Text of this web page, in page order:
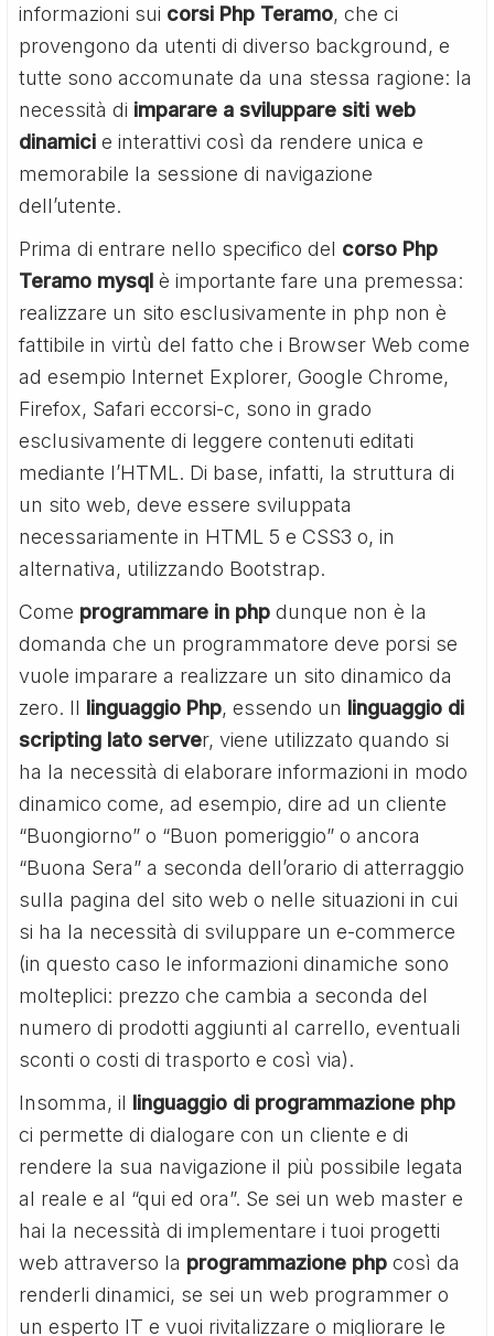
informazioni sui corsi Php Teramo, che ci
provengono da utenti di diverso background, e
tutte sono accomunate da una stessa ragione: la
necessità di imparare a sviluppare siti web
dinamici e interattivi così da rendere unica e
memorabile la sessione di navigazione
dell’utente.
Prima di entrare nello specifico del corso Php
Teramo mysql è importante fare una premessa:
realizzare un sito esclusivamente in php non è
fattibile in virtù del fatto che i Browser Web come
ad esempio Internet Explorer, Google Chrome,
Firefox, Safari eccorsi-c, sono in grado
esclusivamente di leggere contenuti editati
mediante l’HTML. Di base, infatti, la struttura di
un sito web, deve essere sviluppata
necessariamente in HTML 5 e CSS3 o, in
alternativa, utilizzando Bootstrap.
Come programmare in php dunque non è la
domanda che un programmatore deve porsi se
vuole imparare a realizzare un sito dinamico da
zero. Il linguaggio Php, essendo un linguaggio di
scripting lato server, viene utilizzato quando si
ha la necessità di elaborare informazioni in modo
dinamico come, ad esempio, dire ad un cliente
“Buongiorno” o “Buon pomeriggio” o ancora
“Buona Sera” a seconda dell’orario di atterraggio
sulla pagina del sito web o nelle situazioni in cui
si ha la necessità di sviluppare un e-commerce
(in questo caso le informazioni dinamiche sono
molteplici: prezzo che cambia a seconda del
numero di prodotti aggiunti al carrello, eventuali
sconti o costi di trasporto e così via).
Insomma, il linguaggio di programmazione php
ci permette di dialogare con un cliente e di
rendere la sua navigazione il più possibile legata
al reale e al “qui ed ora”. Se sei un web master e
hai la necessità di implementare i tuoi progetti
web attraverso la programmazione php così da
renderli dinamici, se sei un web programmer o
un esperto IT e vuoi rivitalizzare o migliorare le